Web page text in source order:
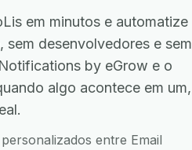
em minutos e automatize
desenvolvedores e sem
by eGrow e o
algo acontece em um,
entre Email